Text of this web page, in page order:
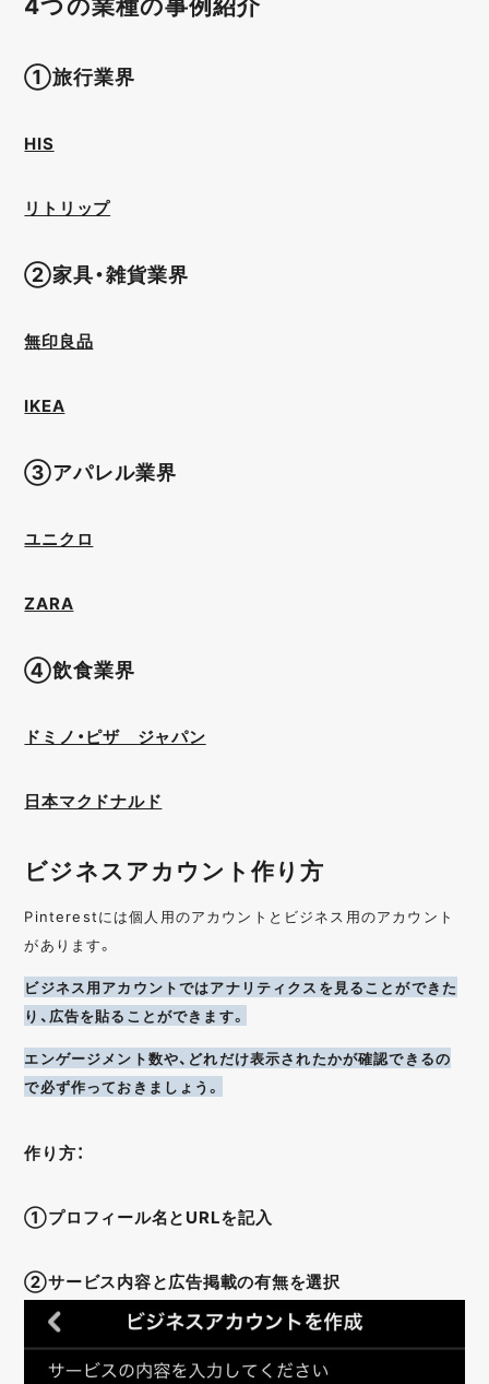
①旅行業界
HIS
リトリップ
②家具・雑貨業界
無印良品
IKEA
③アパレル業界
ユニクロ
ZARA
④飲食業界
ドミノ・ピザ ジャパン
日本マクドナルド
ビジネスアカウント作り方
Pinterestには個人用のアカウントとビジネス用のアカウント
があります。
ビジネス用アカウントではアナリティクスを見ることができた
り、広告を貼ることができます。
エンゲージメント数や、どれだけ表示されたかが確認できるの
で必ず作っておきましょう。
作り方：
①プロフィール名とURLを記入
②サービス内容と広告掲載の有無を選択